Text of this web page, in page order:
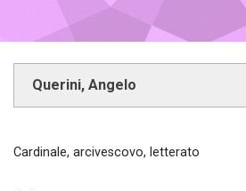
Querini, Angelo
Cardinale, arcivescovo, letterato